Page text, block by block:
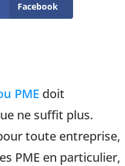
Facebook
PME doit
ne suffit plus.
toute entreprise,
PME en particulier,